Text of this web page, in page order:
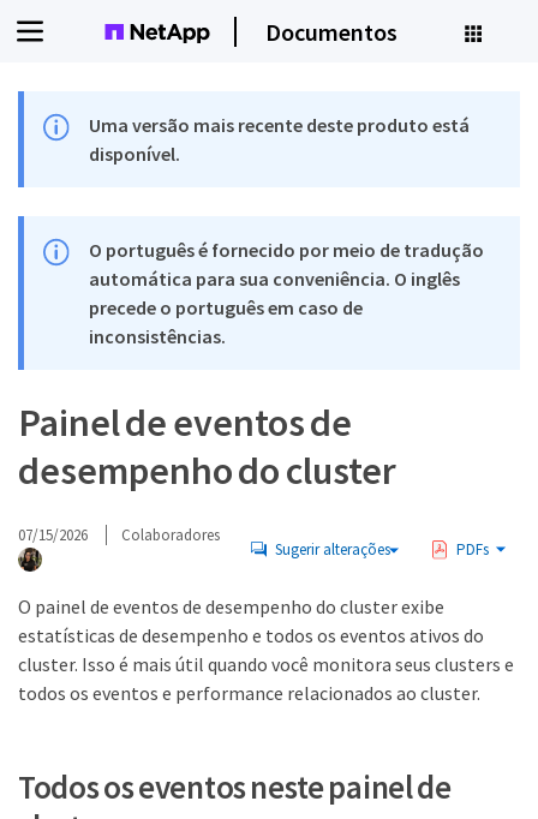
Documentos
Uma versão mais recente deste produto está
disponível.
O português é fornecido por meio de tradução
automática para sua conveniência. O inglês
precede o português em caso de
inconsistências.
Painel de eventos de
desempenho do cluster
07/15/2026 Colaboradores
Sugerir alterações PDFs
O painel de eventos de desempenho do cluster exibe
estatísticas de desempenho e todos os eventos ativos do
cluster. Isso é mais útil quando você monitora seus clusters e
todos os eventos e performance relacionados ao cluster.
Todos os eventos neste painel de